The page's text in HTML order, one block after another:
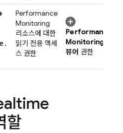
.
Performance
Monitoring
리소스에 대한
읽기 전용 액세
스 권한
Performance
Monitoring
뷰어 권한
할